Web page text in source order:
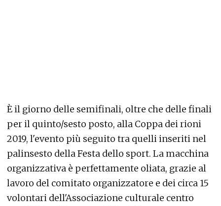
È il giorno delle semifinali, oltre che delle finali
per il quinto/sesto posto, alla Coppa dei rioni
2019, l'evento più seguito tra quelli inseriti nel
palinsesto della Festa dello sport. La macchina
organizzativa è perfettamente oliata, grazie al
lavoro del comitato organizzatore e dei circa 15
volontari dell'Associazione culturale centro